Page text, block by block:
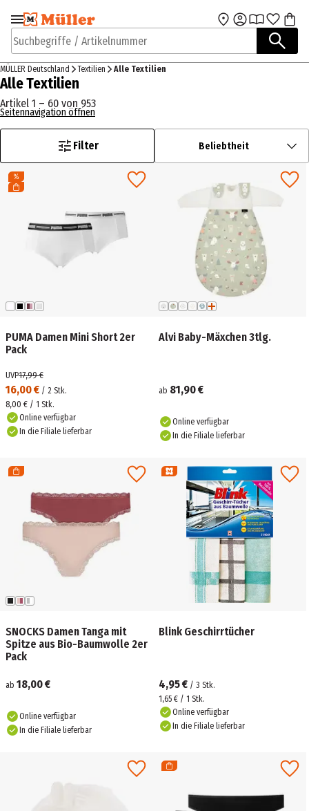
Zur Navigation
springen
Zum Hauptinhalt
Suchbegriffe / Artikelnummer
MÜLLER Deutschland Textilien Alle Textilien
Alle Textilien
Artikel 1 – 60 von 953
Seitennavigation öffnen
Filter Beliebtheit
PUMA Damen Mini Short 2er
Pack
16,00 € / 2 Stk.
UVP17,99 €
8,00 € / 1 Stk.
Online verfügbar
In die Filiale lieferbar
Alvi Baby-Mäxchen 3tlg.
ab 81,90 €
Online verfügbar
In die Filiale lieferbar
SNOCKS Damen Tanga mit
Spitze aus Bio-Baumwolle 2er
Pack
ab 18,00 €
Online verfügbar
In die Filiale lieferbar
Blink Geschirrtücher
4,95 € / 3 Stk.
1,65 € / 1 Stk.
Online verfügbar
In die Filiale lieferbar